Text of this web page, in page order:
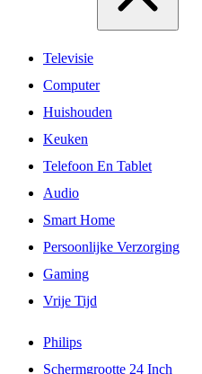
Televisie
Computer
Huishouden
Keuken
Telefoon En Tablet
Audio
Smart Home
Persoonlijke Verzorging
Gaming
Vrije Tijd
Philips
Schermgrootte 24 Inch